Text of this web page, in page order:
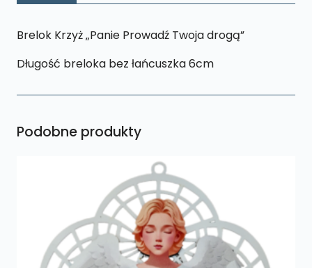
BR5
Brelok Krzyż „Panie Prowadź Twoja drogą”
Długość breloka bez łańcuszka 6cm
Podobne produkty